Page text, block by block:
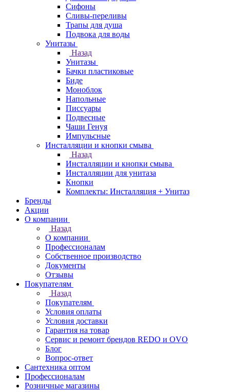
Сифоны
Сливы-переливы
Трапы для душа
Подвока для воды
Унитазы
Назад
Унитазы
Бачки пластиковые
Биде
Моноблок
Напольные
Писсуары
Подвесные
Чаши Генуя
Импульсные
Инсталляции и кнопки смыва
Назад
Инсталляции и кнопки смыва
Инсталляции для унитаза
Кнопки
Комплекты: Инсталляция + Унитаз
Бренды
Акции
О компании
Назад
О компании
Профессионалам
Собственное производство
Документы
Отзывы
Покупателям
Назад
Покупателям
Условия оплаты
Условия доставки
Гарантия на товар
Сервис и ремонт брендов REDO и OVO
Блог
Вопрос-ответ
Сантехника оптом
Профессионалам
Розничные магазины